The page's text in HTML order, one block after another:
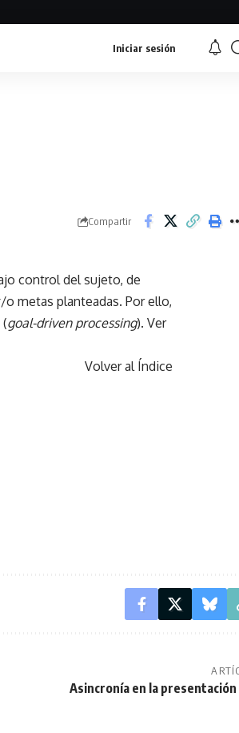
Iniciar sesión
Compartir
control del sujeto, de
metas planteadas. Por ello,
goal-driven processing). Ver
Volver al Índice
Asincronía en la